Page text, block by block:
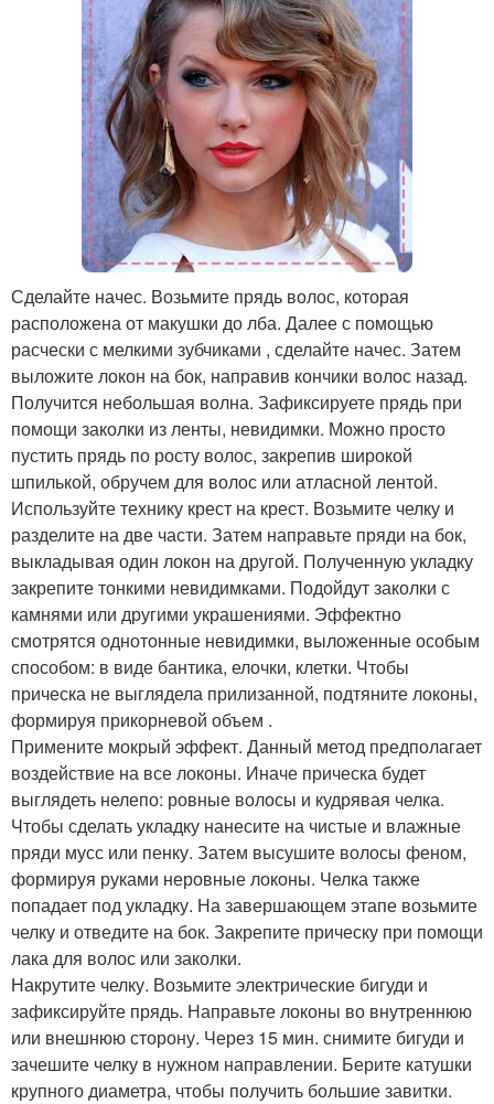
Сделайте начес. Возьмите прядь волос, которая
расположена от макушки до лба. Далее с помощью
расчески с мелкими зубчиками , сделайте начес. Затем
выложите локон на бок, направив кончики волос назад.
Получится небольшая волна. Зафиксируете прядь при
помощи заколки из ленты, невидимки. Можно просто
пустить прядь по росту волос, закрепив широкой
шпилькой, обручем для волос или атласной лентой.
Используйте технику крест на крест. Возьмите челку и
разделите на две части. Затем направьте пряди на бок,
выкладывая один локон на другой. Полученную укладку
закрепите тонкими невидимками. Подойдут заколки с
камнями или другими украшениями. Эффектно
смотрятся однотонные невидимки, выложенные особым
способом: в виде бантика, елочки, клетки. Чтобы
прическа не выглядела прилизанной, подтяните локоны,
формируя прикорневой объем .
Примените мокрый эффект. Данный метод предполагает
воздействие на все локоны. Иначе прическа будет
выглядеть нелепо: ровные волосы и кудрявая челка.
Чтобы сделать укладку нанесите на чистые и влажные
пряди мусс или пенку. Затем высушите волосы феном,
формируя руками неровные локоны. Челка также
попадает под укладку. На завершающем этапе возьмите
челку и отведите на бок. Закрепите прическу при помощи
лака для волос или заколки.
Накрутите челку. Возьмите электрические бигуди и
зафиксируйте прядь. Направьте локоны во внутреннюю
или внешнюю сторону. Через 15 мин. снимите бигуди и
зачешите челку в нужном направлении. Берите катушки
крупного диаметра, чтобы получить большие завитки.